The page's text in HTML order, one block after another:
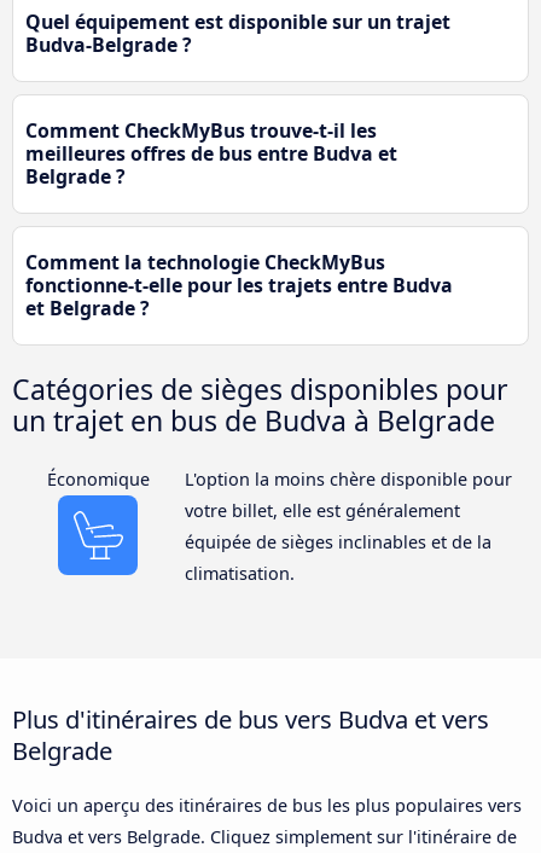
Quel équipement est disponible sur un trajet
Budva-Belgrade ?
Comment CheckMyBus trouve-t-il les
meilleures offres de bus entre Budva et
Belgrade ?
Comment la technologie CheckMyBus
fonctionne-t-elle pour les trajets entre Budva
et Belgrade ?
Catégories de sièges disponibles pour
un trajet en bus de Budva à Belgrade
Économique
L'option la moins chère disponible pour
votre billet, elle est généralement
équipée de sièges inclinables et de la
climatisation.
Plus d'itinéraires de bus vers Budva et vers
Belgrade
Voici un aperçu des itinéraires de bus les plus populaires vers
Budva et vers Belgrade. Cliquez simplement sur l'itinéraire de